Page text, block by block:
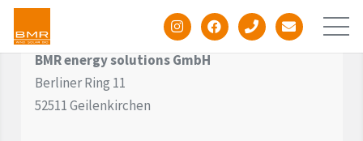
BMR energy solutions GmbH
Berliner Ring 11
52511 Geilenkirchen